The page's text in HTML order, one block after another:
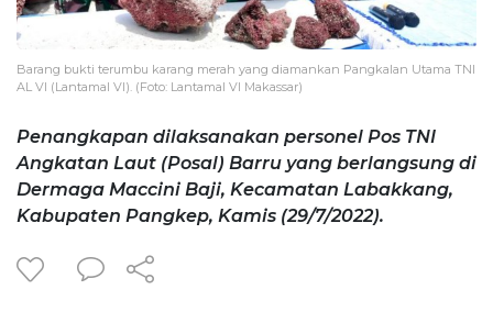
Barang bukti terumbu karang merah yang diamankan Pangkalan Utama TNI
AL VI (Lantamal VI). (Foto: Lantamal VI Makassar)
Penangkapan dilaksanakan personel Pos TNI
Angkatan Laut (Posal) Barru yang berlangsung di
Dermaga Maccini Baji, Kecamatan Labakkang,
Kabupaten Pangkep, Kamis (29/7/2022).